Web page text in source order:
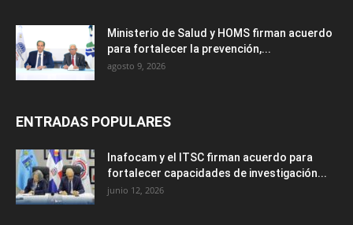
Ministerio de Salud y HOMS firman acuerdo
para fortalecer la prevención,...
agosto 9, 2026
ENTRADAS POPULARES
Inafocam y el ITSC firman acuerdo para
fortalecer capacidades de investigación...
junio 12, 2026